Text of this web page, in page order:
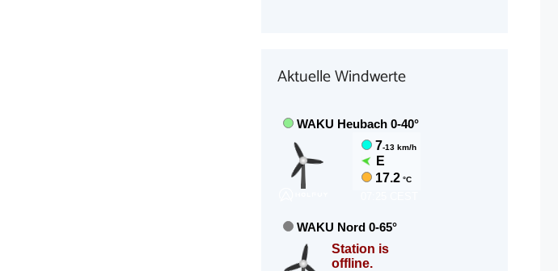
Aktuelle Windwerte